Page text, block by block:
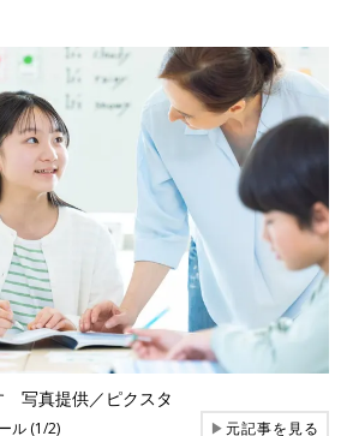
写真提供／ピクスタ
ル (1/2) ▶元記事を見る